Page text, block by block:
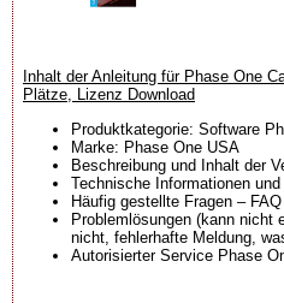
Inhalt der Anleitung für Phase One
Plätze, Lizenz Download
Produktkategorie: Software
Marke: Phase One USA
Beschreibung und Inhalt der
Technische Informationen
Häufig gestellte Fragen – FAQ
Problemlösungen (kann nicht
nicht, fehlerhafte Meldung,
Autorisierter Service Phase